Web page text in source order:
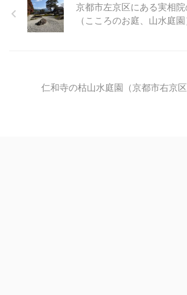
京都市左京区にある実相
（こころのお庭、山水庭園
仁和寺の枯山水庭園（京都市右京区